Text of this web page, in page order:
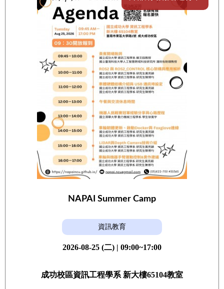
NAPAI Summer Camp
資訊教育
2026-08-25 (二) | 09:00~17:00
成功校區資訊工程學系 新大樓65104教室